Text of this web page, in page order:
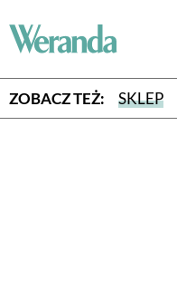
ZOBACZ TEŻ: SKLEP